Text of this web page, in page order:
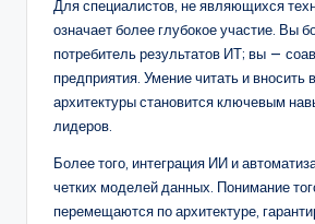
Для специалистов, не являющихся
означает более глубокое участие. Вы
потребитель результатов ИТ; вы —
предприятия. Умение читать и вносить
архитектуры становится ключевым
лидеров.
Более того, интеграция ИИ и
четких моделей данных. Понимание
перемещаются по архитектуре,